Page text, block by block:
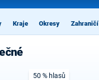
Kraje Okresy Zahraničí
50 % hlasů